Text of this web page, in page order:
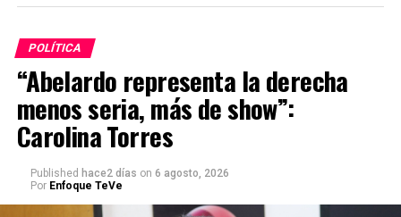
POLÍTICA
“Abelardo representa la derecha
menos seria, más de show”:
Carolina Torres
Published hace2 días on 6 agosto, 2026
Por Enfoque TeVe